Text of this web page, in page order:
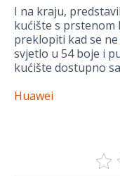
I na kraju,
kućište s prstenom
preklopiti kad se
svjetlo u 54 boje i
kućište dostupno
Huawei